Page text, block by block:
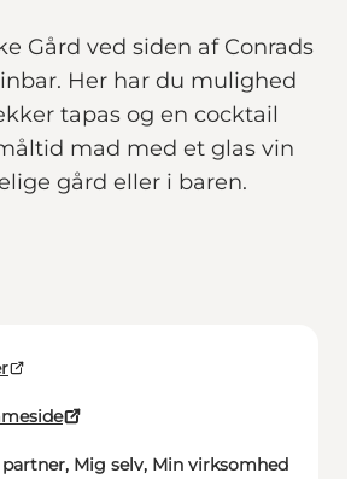
Gård ved siden af Conrads
Her har du mulighed
tapas og en cocktail
mad med et glas vin
gård eller i baren.
Mig selv, Min virksomhed